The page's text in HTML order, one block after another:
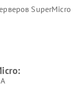
SuperMicro